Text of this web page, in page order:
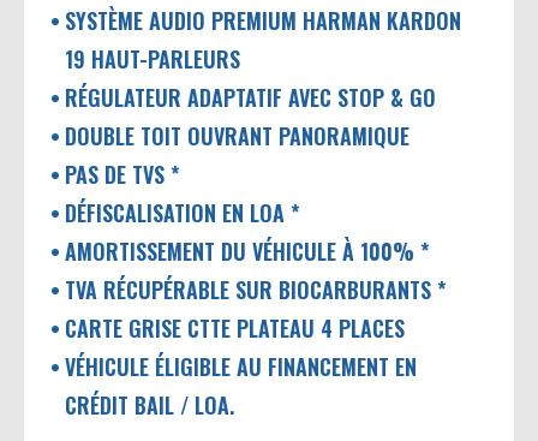
SYSTÈME AUDIO PREMIUM HARMAN KARDON
19 HAUT-PARLEURS
RÉGULATEUR ADAPTATIF AVEC STOP & GO
DOUBLE TOIT OUVRANT PANORAMIQUE
PAS DE TVS *
DÉFISCALISATION EN LOA *
AMORTISSEMENT DU VÉHICULE À 100% *
TVA RÉCUPÉRABLE SUR BIOCARBURANTS *
CARTE GRISE CTTE PLATEAU 4 PLACES
VÉHICULE ÉLIGIBLE AU FINANCEMENT EN
CRÉDIT BAIL / LOA.